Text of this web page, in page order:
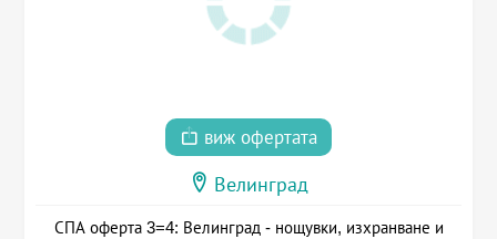
виж офертата
Велинград
СПА оферта 3=4: Велинград - нощувки, изхранване и